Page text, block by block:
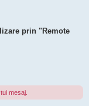
prin "Remote
mesaj.